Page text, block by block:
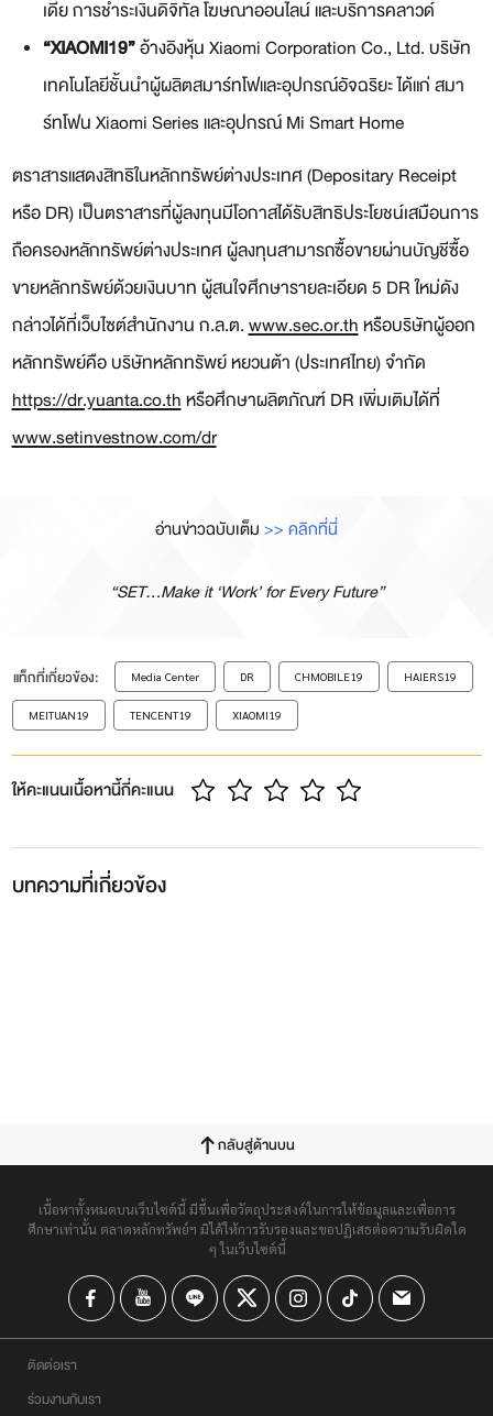
เดีย การชำระเงินดิจิทัล โฆษณาออนไลน์ และบริการคลาวด์
“XIAOMI19”อ้างอิงหุ้น Xiaomi Corporation Co., Ltd. บริษัท
เทคโนโลยีชั้นนำผู้ผลิตสมาร์ทโฟและอุปกรณ์อัจฉริยะ ได้แก่ สมา
ร์ทโฟน Xiaomi Series และอุปกรณ์ Mi Smart Home
ตราสารแสดงสิทธิในหลักทรัพย์ต่างประเทศ (Depositary Receipt
หรือ DR) เป็นตราสารที่ผู้ลงทุนมีโอกาสได้รับสิทธิประโยชน์เสมือนการ
ถือครองหลักทรัพย์ต่างประเทศ ผู้ลงทุนสามารถซื้อขายผ่านบัญชีซื้อ
ขายหลักทรัพย์ด้วยเงินบาท ผู้สนใจศึกษารายละเอียด 5 DR ใหม่ดัง
กล่าวได้ที่เว็บไซต์สำนักงาน ก.ล.ต.www.sec.or.thหรือบริษัทผู้ออก
หลักทรัพย์คือ บริษัทหลักทรัพย์ หยวนต้า (ประเทศไทย) จำกัด
https://dr.yuanta.co.thหรือศึกษาผลิตภัณฑ์ DR เพิ่มเติมได้ที่
www.setinvestnow.com/dr
อ่านข่าวฉบับเต็ม >> คลิกที่นี่
“SET…Make it ‘Work’ for Every Future”
แท็กที่เกี่ยวข้อง: Media Center DR CHMOBILE19 HAIERS19
MEITUAN19 TENCENT19 XIAOMI19
ให้คะแนนเนื้อหานี้กี่คะแนน
บทความที่เกี่ยวข้อง
กลับสู่ด้านบน
เนื้อหาทั้งหมดบนเว็บไซต์นี้ มีขึ้นเพื่อวัตถุประสงค์ในการให้ข้อมูลและเพื่อการ
ศึกษาเท่านั้น ตลาดหลักทรัพย์ฯ มิได้ให้การรับรองและขอปฏิเสธต่อความรับผิดใด
ๆ ในเว็บไซต์นี้
ติดต่อเรา
ร่วมงานกับเรา